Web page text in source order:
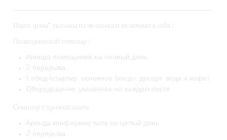
Наши цены* указаны на человека и включают в себя :
Полнодневный семинар :
Аренда помещения на полный день
2 перерыва
1 обед (стартер, основное блюдо, десерт, вода и кофе)
Оборудование, указанное на каждом листе
Семинар с проживанием
Аренда конференц-зала на целый день
2 перерыва